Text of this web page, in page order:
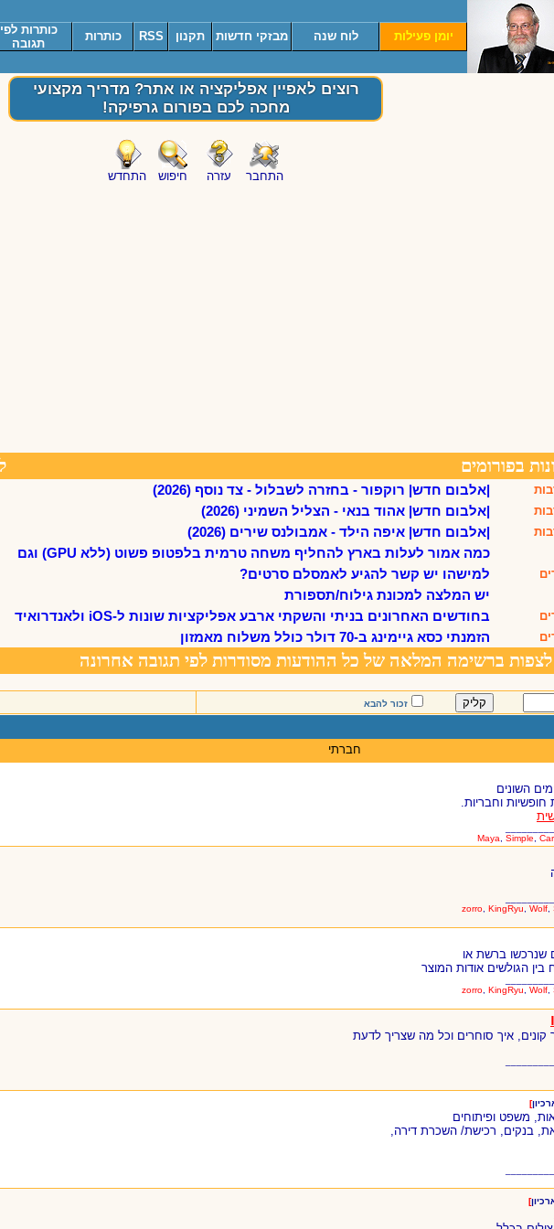
יומן פעילות לוח שנה מבזקי חדשות תקנון RSS כותרות
כותרות לפי
תגובה
רוצים לאפיין אפליקציה או אתר? מדריך מקצועי
מחכה לכם בפורום גרפיקה!
התחבר עזרה חיפוש התחדש
זכור להבא
חברתי
השונים
חופשיות וחבריות.
Maya Simple
zorro KingRyu Wolf
שנרכשו ברשת או
בין הגולשים אודות המוצר
zorro KingRyu Wolf
קונים, איך סוחרים וכל מה שצריך לדעת
]
משפט ופיתוחים
בנקים, רכישת/ השכרת דירה,
]